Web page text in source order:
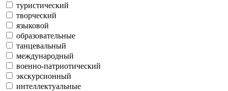
туристический
творческий
языковой
образовательные
танцевальный
международный
военно-патриотический
экскурсионный
интеллектуальные